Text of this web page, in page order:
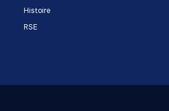
Histoire
RSE